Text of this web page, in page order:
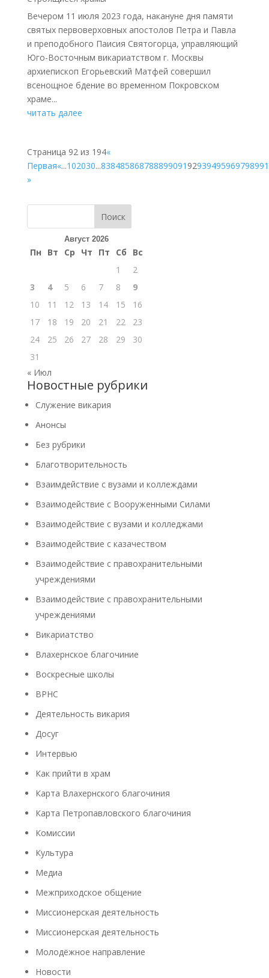
Вечером 11 июля 2023 года, накануне дня памяти
святых первоверховных апостолов Петра и Павла
и преподобного Паисия Святогорца, управляющий
Юго-Восточным викариатством г. Москвы
архиепископ Егорьевский Матфей совершил
всенощное бдение во временном Покровском
храме...
читать далее
Страница 92 из 194«
Первая«...102030...838485868788899091 9293949596979899
»
Поиск
Август 2026
Пн Вт Ср Чт Пт Сб
Вс
1
2
3
4 5 6 7 8
9
10
11 12 13 14 15
16
17
18 19 20 21 22
23
24
25 26 27 28 29
30
31
« Июл
Новостные рубрики
Cлужение викария
Анонсы
Без рубрики
Благотворительность
Взаимдействие с вузами и коллеждами
Взаимодействие с Вооруженными Силами
Взаимодействие с вузами и колледжами
Взаимодействие с казачеством
Взаимодействие с правохранительными
учреждениями
Взаимодействие с правохранительными
учреждениями
Викариатство
Влахернское благочиние
Воскресные школы
ВРНС
Деятельность викария
Досуг
Интервью
Как прийти в храм
Карта Влахернского благочиния
Карта Петропавловского благочиния
Комиссии
Культура
Медиа
Межприходское общение
Миссионерская деятельность
Миссионерская деятельность
Молодёжное направление
Новости